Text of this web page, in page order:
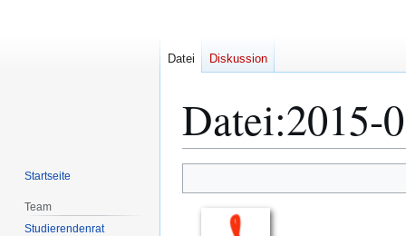
Datei:2015-
Navigation
springen
Suche
springen
Datei Diskussion
Startseite
Team
Studierendenrat